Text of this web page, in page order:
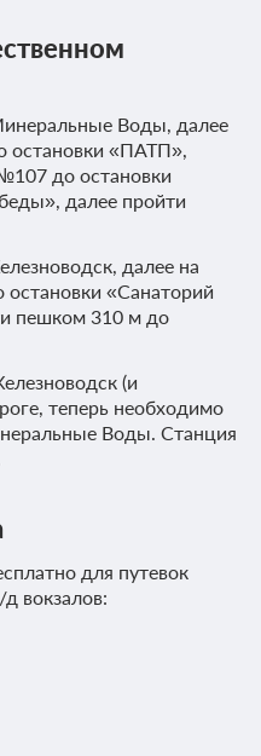
Воды, далее
остановки «ПАТП»,
до остановки
далее пройти
далее на
«Санаторий
пешком 310 м до
(и
теперь необходимо
Воды. Станция
для путевок
вокзалов: